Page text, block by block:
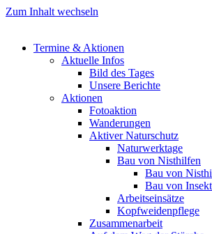
Zum Inhalt wechseln
Termine & Aktionen
Aktuelle Infos
Bild des Tages
Unsere Berichte
Aktionen
Fotoaktion
Wanderungen
Aktiver Naturschutz
Naturwerktage
Bau von Nisthilfen
Bau von
Bau von
Arbeitseinsätze
Kopfweidenpflege
Zusammenarbeit